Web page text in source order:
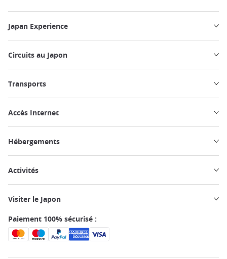
Japan Experience
Circuits au Japon
Transports
Accès Internet
Hébergements
Activités
Visiter le Japon
Paiement 100% sécurisé :